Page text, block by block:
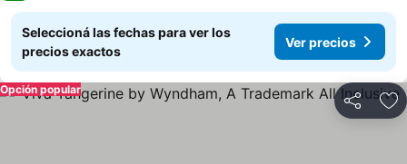
Seleccioná las fechas para ver los
precios exactos
Ver precios
Compartir
Opción popular